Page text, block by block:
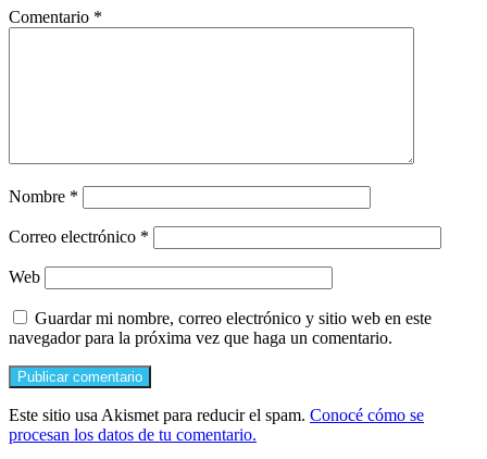
Comentario *
Nombre *
Correo electrónico *
Web
Guardar mi nombre, correo electrónico y sitio web en este
navegador para la próxima vez que haga un comentario.
Este sitio usa Akismet para reducir el spam. Conocé cómo se
procesan los datos de tu comentario.